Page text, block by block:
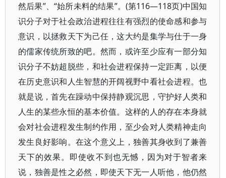
然后果”、“始所未料的结果”。(第116—118页)中国知
识分子对于社会政治进程往往有强烈的使命感和参与
意识，以拯救天下为己任，这大约是集学与仕于一身
的儒家传统所致的吧。然而，或许至少应有一部分知
识分子不妨超脱些，和社会进程保持一定距离，以便
在历史意识和人生智慧的开阔视野中看社会进程。也
就是说，首先在躁动中保持静观沉思，守护好人类和
人生的某些永恒的基本价值。这样的人的存在本身就
会对社会进程发生制约作用，至少会对人类精神走向
发生良好影响。在这个意义上，独善其身收到了兼善
天下的效果。即使收不到也无憾，因为对于智者来
说，独善是性之必然，即使天下无一人听他，他仍然